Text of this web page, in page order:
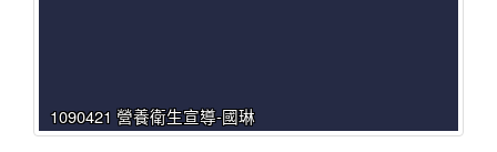
1090421 營養衛生宣導-國琳